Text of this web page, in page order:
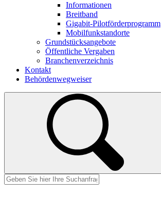
Informationen
Breitband
Gigabit-Pilotförderprogramm
Mobilfunkstandorte
Grundstücksangebote
Öffentliche Vergaben
Branchenverzeichnis
Kontakt
Behördenwegweiser